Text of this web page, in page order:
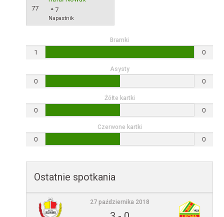
77
7
Napastnik
Bramki
1 0
Asysty
0 0
Żółte kartki
0 0
Czerwone kartki
0 0
Ostatnie spotkania
27 października 2018